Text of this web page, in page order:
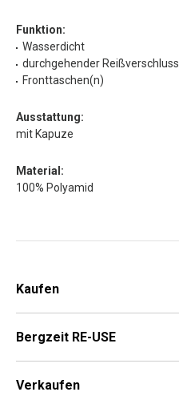
Funktion:
Wasserdicht
durchgehender Reißverschluss
Fronttaschen(n)
Ausstattung:
mit Kapuze
Material:
100% Polyamid
Kaufen
Bergzeit RE-USE
Verkaufen